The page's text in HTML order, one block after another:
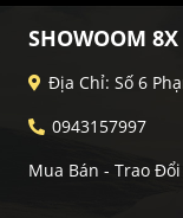
SHOWOOM
Địa Chỉ: Số 6
0943157997
Mua Bán - Trao